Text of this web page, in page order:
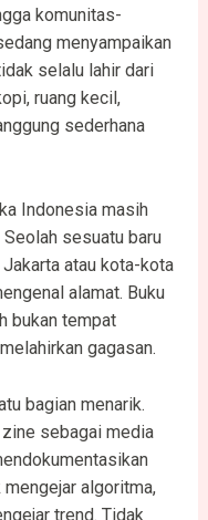
komunitas-
menyampaikan
selalu lahir dari
ruang kecil,
sederhana
Indonesia masih
sesuatu baru
atau kota-kota
alamat. Buku
bukan tempat
gagasan.
bagian menarik.
sebagai media
algoritma,
trend. Tidak